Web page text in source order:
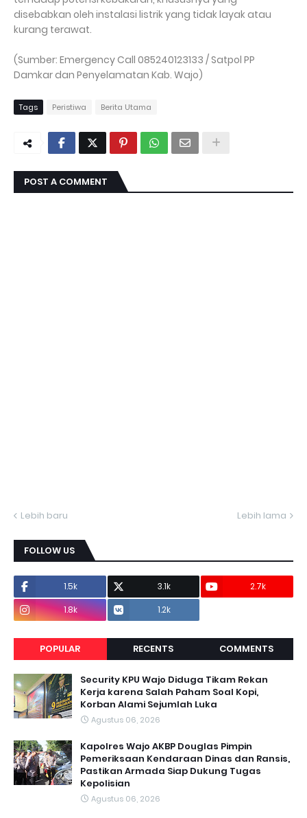
disebabkan oleh instalasi listrik yang tidak layak atau
kurang terawat.
(Sumber: Emergency Call 085240123133 / Satpol PP
Damkar dan Penyelamatan Kab. Wajo)
Tags Peristiwa Berita Utama
POST A COMMENT
Lebih baru Lebih lama
FOLLOW US
1.5k 3.1k
2.7k
1.8k
1.2k
POPULAR RECENTS COMMENTS
Security KPU Wajo Diduga Tikam Rekan
Kerja karena Salah Paham Soal Kopi,
Korban Alami Sejumlah Luka
Agustus 06, 2026
Kapolres Wajo AKBP Douglas Pimpin
Pemeriksaan Kendaraan Dinas dan Ransis,
Pastikan Armada Siap Dukung Tugas
Kepolisian
Agustus 06, 2026